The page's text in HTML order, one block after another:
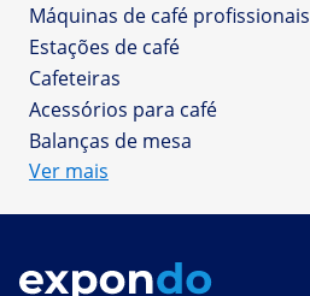
Máquinas de café profissionais
Estações de café
Cafeteiras
Acessórios para café
Balanças de mesa
Ver mais